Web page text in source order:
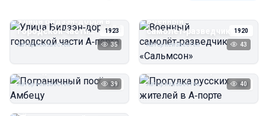
1923
Улица Бидзэн‑дорри в
городской части
А‑порта
Автор неизвестен 35
1920
Военный
самолёт‑разведчик
«Сальмсон»
Автор неизвестен 43
1923
Автор неизвестен 39 1923
Прогулка русских
Автор неизвестен 40
Пирс угольной шахты